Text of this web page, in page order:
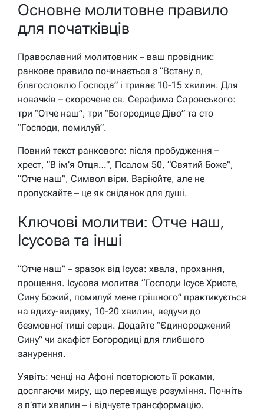
Основне молитовне правило
для початківців
Православний молитовник – ваш провідник:
ранкове правило починається з “Встану я,
благословлю Господа” і триває 10-15 хвилин. Для
новачків – скорочене св. Серафима Саровського:
три “Отче наш”, три “Богородице Діво” та сто
“Господи, помилуй”.
Повний текст ранкового: після пробудження –
хрест, “В ім’я Отця…”, Псалом 50, “Святий Боже”,
“Отче наш”, Символ віри. Варіюйте, але не
пропускайте – це як сніданок для душі.
Ключові молитви: Отче наш,
Ісусова та інші
“Отче наш” – зразок від Ісуса: хвала, прохання,
прощення. Ісусова молитва “Господи Ісусе Христе,
Сину Божий, помилуй мене грішного” практикується
на вдиху-видиху, 10-20 хвилин, ведучи до
безмовної тиші серця. Додайте “Єдинороджений
Сину” чи акафіст Богородиці для глибшого
занурення.
Уявіть: ченці на Афоні повторюють її роками,
досягаючи миру, що перевищує розуміння. Почніть
з п’яти хвилин – і відчуєте трансформацію.